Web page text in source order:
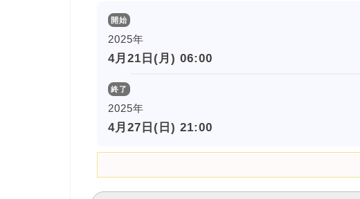
開始
2025年
4月21日(月) 06:00
終了
2025年
4月27日(日) 21:00